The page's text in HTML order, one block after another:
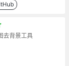
去背景工具